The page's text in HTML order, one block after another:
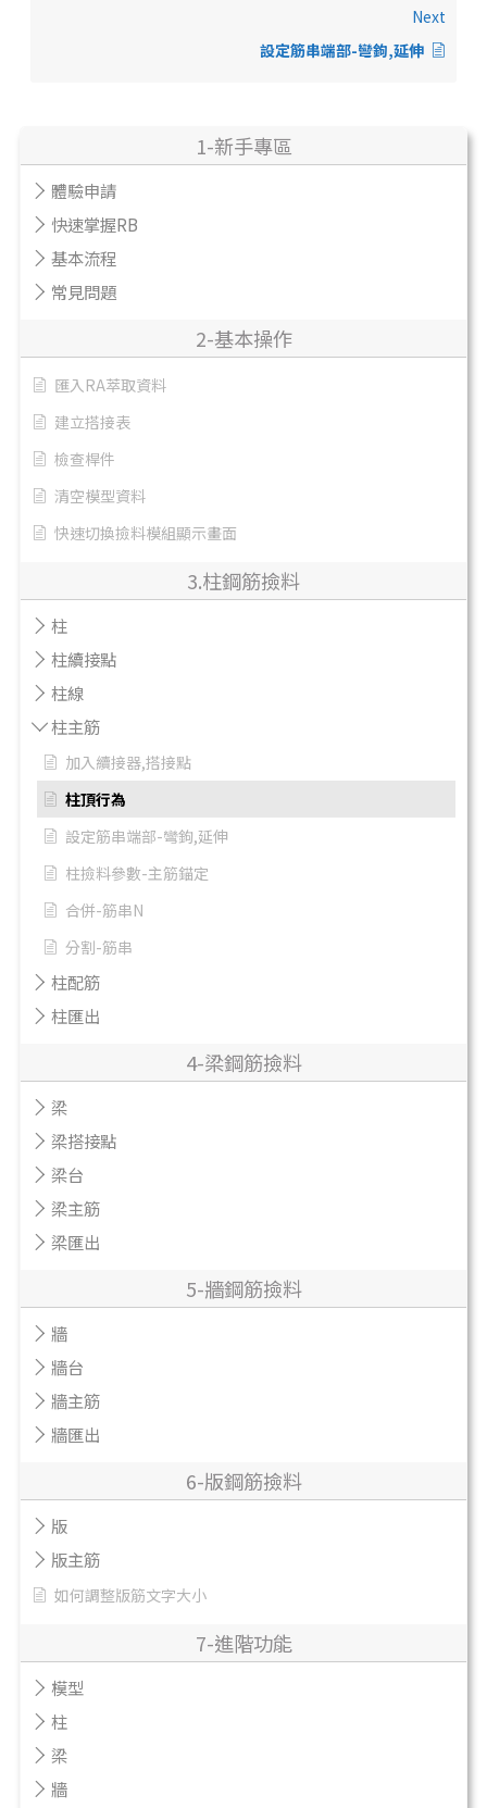
1-新手專區
體驗申請
快速掌握RB
基本流程
常見問題
2-基本操作
匯入RA萃取資料
建立搭接表
檢查桿件
清空模型資料
快速切換撿料模組顯示畫面
3.柱鋼筋撿料
柱
柱續接點
柱線
柱主筋
加入續接器,搭接點
柱頂行為
設定筋串端部-彎鉤,延伸
柱撿料參數-主筋錨定
合併-筋串N
分割-筋串
柱配筋
柱匯出
4-梁鋼筋撿料
梁
梁搭接點
梁台
梁主筋
梁匯出
5-牆鋼筋撿料
牆
牆台
牆主筋
牆匯出
6-版鋼筋撿料
版
版主筋
如何調整版筋文字大小
7-進階功能
模型
柱
梁
牆
Next
設定筋串端部-彎鉤,延伸